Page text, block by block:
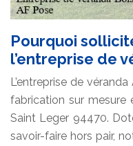
Pourquoi
l’entreprise de
L’entreprise de
fabrication sur
Saint Leger 94470.
savoir-faire hors pair,